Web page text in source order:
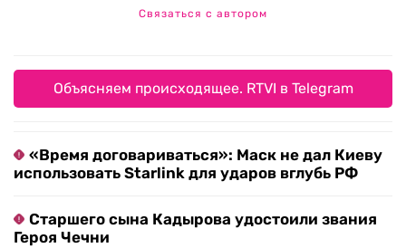
Связаться с автором
Объясняем происходящее. RTVI в Telegram
«Время договариваться»: Маск не дал Киеву
использовать Starlink для ударов вглубь РФ
Старшего сына Кадырова удостоили звания
Героя Чечни